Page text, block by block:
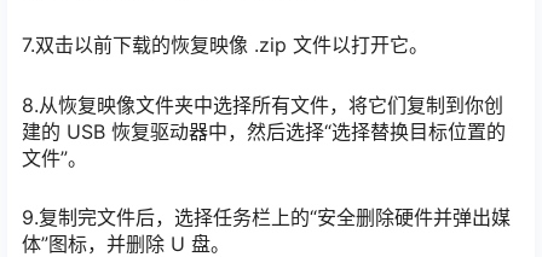
7.双击以前下载的恢复映像 .zip 文件以打开它。
8.从恢复映像文件夹中选择所有文件，将它们复制到你创
建的 USB 恢复驱动器中，然后选择“选择替换目标位置的
文件”。
9.复制完文件后，选择任务栏上的“安全删除硬件并弹出媒
体”图标，并删除 U 盘。